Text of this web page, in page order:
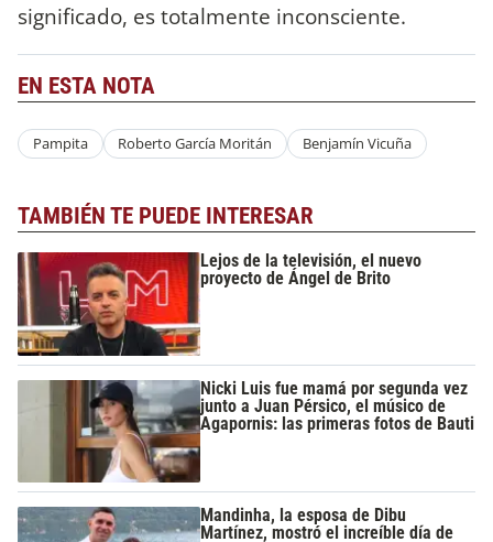
significado, es totalmente inconsciente.
EN ESTA NOTA
Pampita Roberto García Moritán Benjamín Vicuña
TAMBIÉN TE PUEDE INTERESAR
Lejos de la televisión, el nuevo
proyecto de Ángel de Brito
Nicki Luis fue mamá por segunda vez
junto a Juan Pérsico, el músico de
Agapornis: las primeras fotos de Bauti
Mandinha, la esposa de Dibu
Martínez, mostró el increíble día de